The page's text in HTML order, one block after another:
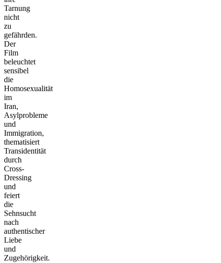
Tarnung
nicht
zu
gefährden.
Der
Film
beleuchtet
sensibel
die
Homosexualität
im
Iran,
Asylprobleme
und
Immigration,
thematisiert
Transidentität
durch
Cross-
Dressing
und
feiert
die
Sehnsucht
nach
authentischer
Liebe
und
Zugehörigkeit.